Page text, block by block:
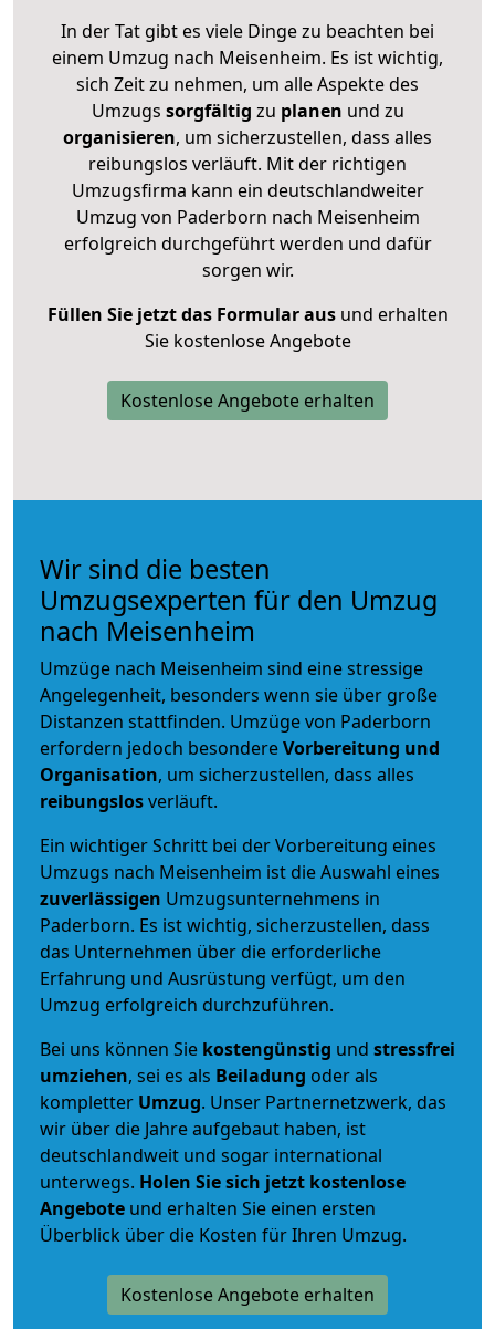
In der Tat gibt es viele Dinge zu beachten bei
einem Umzug nach Meisenheim. Es ist wichtig,
sich Zeit zu nehmen, um alle Aspekte des
Umzugs sorgfältig zu planen und zu
organisieren, um sicherzustellen, dass alles
reibungslos verläuft. Mit der richtigen
Umzugsfirma kann ein deutschlandweiter
Umzug von Paderborn nach Meisenheim
erfolgreich durchgeführt werden und dafür
sorgen wir.
Füllen Sie jetzt das Formular ausund erhalten
Sie kostenlose Angebote
Kostenlose Angebote erhalten
Wir sind die besten
Umzugsexperten für den Umzug
nach Meisenheim
Umzüge nach Meisenheim sind eine stressige
Angelegenheit, besonders wenn sie über große
Distanzen stattfinden. Umzüge von Paderborn
erfordern jedoch besondereVorbereitung und
Organisation, um sicherzustellen, dass alles
reibungslosverläuft.
Ein wichtiger Schritt bei der Vorbereitung eines
Umzugs nach Meisenheim ist die Auswahl eines
zuverlässigen Umzugsunternehmens in
Paderborn. Es ist wichtig, sicherzustellen, dass
das Unternehmen über die erforderliche
Erfahrung und Ausrüstung verfügt, um den
Umzug erfolgreich durchzuführen.
Bei uns können Sie kostengünstig und stressfrei
umziehen, sei es als Beiladung oder als
kompletter Umzug. Unser Partnernetzwerk, das
wir über die Jahre aufgebaut haben, ist
deutschlandweit und sogar international
unterwegs. Holen Sie sich jetzt kostenlose
Angebote und erhalten Sie einen ersten
Überblick über die Kosten für Ihren Umzug.
Kostenlose Angebote erhalten